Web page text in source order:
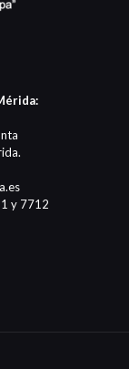
y 7712